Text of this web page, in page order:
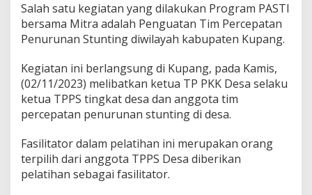
Salah satu kegiatan yang dilakukan Program PASTI
bersama Mitra adalah Penguatan Tim Percepatan
Penurunan Stunting diwilayah kabupaten Kupang.
Kegiatan ini berlangsung di Kupang, pada Kamis,
(02/11/2023) melibatkan ketua TP PKK Desa selaku
ketua TPPS tingkat desa dan anggota tim
percepatan penurunan stunting di desa.
Fasilitator dalam pelatihan ini merupakan orang
terpilih dari anggota TPPS Desa diberikan
pelatihan sebagai fasilitator.